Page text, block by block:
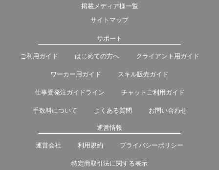
掲載メディア様一覧
サイトマップ
サポート
ご利用ガイド はじめての方へ クライアント用ガイド
ワーカー用ガイド スキル販売ガイド
仕事受発注ガイドライン チャットご利用ガイド
手数料について よくある質問 お問い合わせ
運営情報
運営会社 利用規約 プライバシーポリシー
特定商取引法に関する表示